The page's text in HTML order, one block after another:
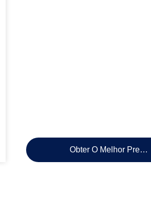
Obter O Melhor Preço